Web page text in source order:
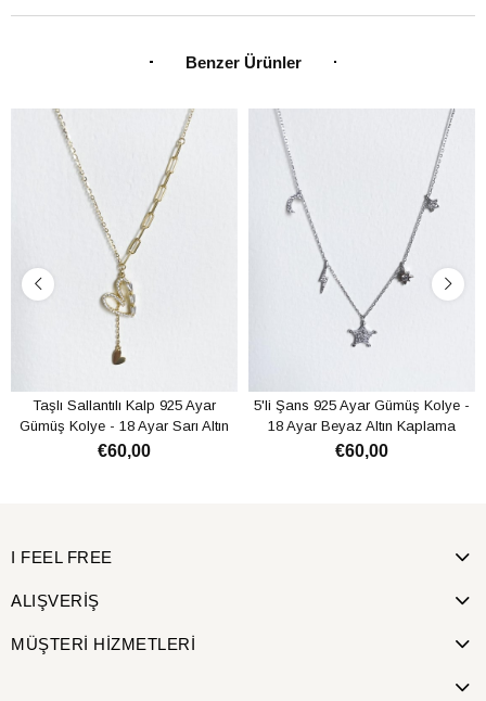
Benzer Ürünler
Taşlı Sallantılı Kalp 925 Ayar
Gümüş Kolye - 18 Ayar Sarı Altın
Kaplama
€60,00
5'li Şans 925 Ayar Gümüş Kolye -
18 Ayar Beyaz Altın Kaplama
€60,00
I FEEL FREE
ALIŞVERİŞ
MÜŞTERİ HİZMETLERİ